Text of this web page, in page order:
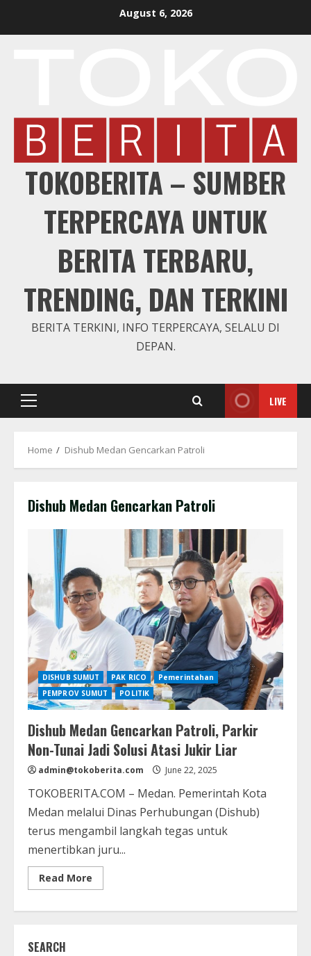
August 6, 2026
TOKOBERITA – SUMBER
TERPERCAYA UNTUK
BERITA TERBARU,
TRENDING, DAN TERKINI
BERITA TERKINI, INFO TERPERCAYA, SELALU DI
DEPAN.
Primary
LIVE
Home Dishub Medan Gencarkan Patroli
Dishub Medan Gencarkan Patroli
DISHUB SUMUT PAK RICO
Pemerintahan
PEMPROV SUMUT
POLITIK
Dishub Medan Gencarkan Patroli, Parkir
Non-Tunai Jadi Solusi Atasi Jukir Liar
admin@tokoberita.com June 22, 2025
TOKOBERITA.COM – Medan. Pemerintah Kota
Medan melalui Dinas Perhubungan (Dishub)
terus mengambil langkah tegas untuk
menertibkan juru...
Read More
more
SEARCH